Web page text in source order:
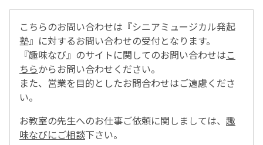
こちらのお問い合わせは『シニアミュージカル発起
塾』に対するお問い合わせの受付となります。
『趣味なび』のサイトに関してのお問い合わせはこ
ちらからお問い合わせください。
また、営業を目的としたお問合わせはご遠慮くださ
い。
お教室の先生へのお仕事ご依頼に関しましては、 趣
味なびにご相談下さい。